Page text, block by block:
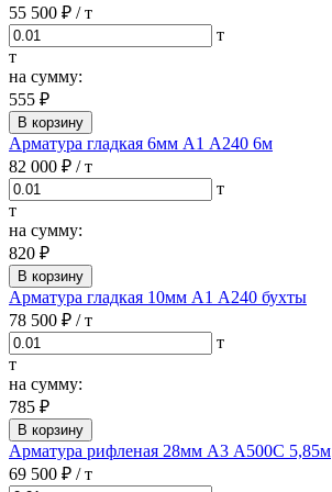
55 500 ₽ / т
т
т
на сумму:
555 ₽
В корзину
Арматура гладкая 6мм А1 А240 6м
82 000 ₽ / т
т
т
на сумму:
820 ₽
В корзину
Арматура гладкая 10мм А1 А240 бухты
78 500 ₽ / т
т
т
на сумму:
785 ₽
В корзину
Арматура рифленая 28мм А3 А500С 5,85м
69 500 ₽ / т